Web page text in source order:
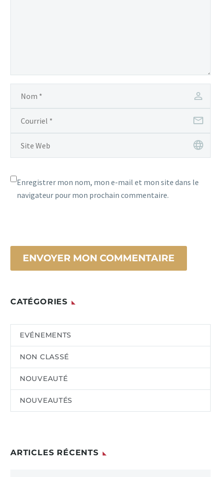
Enregistrer mon nom, mon e-mail et mon site dans le
navigateur pour mon prochain commentaire.
ENVOYER MON COMMENTAIRE
CATÉGORIES
EVÉNEMENTS
NON CLASSÉ
NOUVEAUTÉ
NOUVEAUTÉS
ARTICLES RÉCENTS